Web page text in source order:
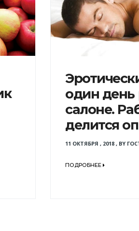
один день
салоне.
делится
11 ОКТЯБРЯ , 2018, BY
ПОДРОБНЕЕ